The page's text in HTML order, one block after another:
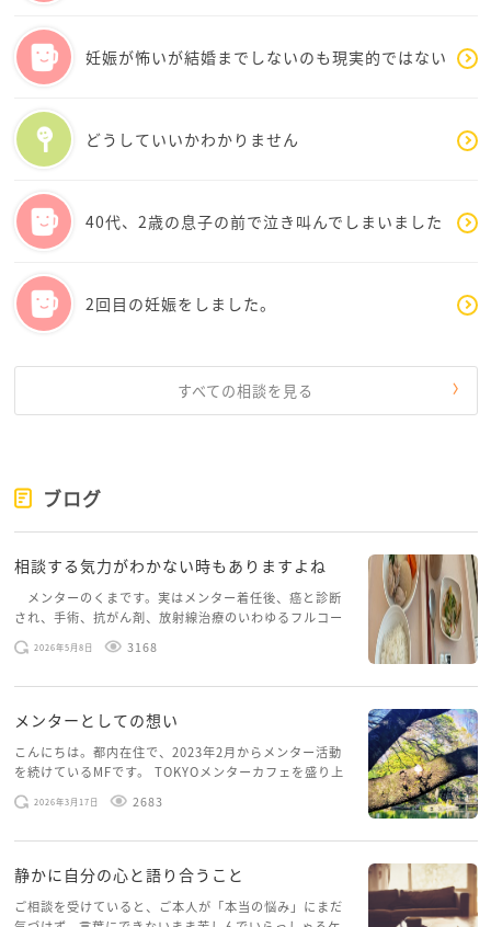
もあるかもと読んでくださればと思います。
やまるさんが穏やかに過ごせますように。
又、怒る対象が息子さんだけなのか、というのもポイ
ントかなと思います。
にその対象に怒り、もどかしさなどがあるという理由
で、医学的な介入が功を奏するものではないかもしれ
ないです。
もし、今後もご家族、ご夫婦として関わり続ける上で
さやまるさんやお子様がご主人様に対して困難を感じ
てらっしゃるようでしたら、一度、ご主人が冷静な時
を見つけて、ご自身が突然怒る事に関してどう感じて
おられるか、お話してみることができたらいいかなと
そこで、先にコメントしたメンターさんの、更年期か
もしれないから受診してみよう、という提案もいいと
今後も話をしても聞いてくれない、という現状のまま
ですと、さやまるさんもお子様も、ご家族で生活を続
いと思いますので、何らかのアクションは必要かなと
思います。
娘さんのご健康の事、息子さんの反抗期、ご主人様が
穏やかなご家族でいられますように。
妊娠が怖いが結婚までしないのも現実的ではない
どうしていいかわかりません
40代、2歳の息子の前で泣き叫んでしまいました
2回目の妊娠をしました。
すべての相談を見る
ブログ
相談する気力がわかない時もありますよね
メンターのくまです。実はメンター着任後、癌と診断
され、手術、抗がん剤、放射線治療のいわゆるフルコー
スを体験していて、しばらくメンターカフェに来られて
いませんでした。体力だけでなく、気力も落ちパソコン
2026年5月8日 3168
メンターとしての想い
こんにちは。都内在住で、2023年2月からメンター活動
を続けているMFです。 TOKYOメンターカフェを盛り上
げたいという想いから、勇気を出して初めてブログを投
稿してみようと思います。少し自分のことを書いてみま
2026年3月17日 2683
静かに自分の心と語り合うこと
ご相談を受けていると、ご本人が「本当の悩み」にまだ